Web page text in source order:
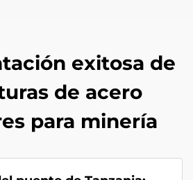
exitosa de
de acero
para minería